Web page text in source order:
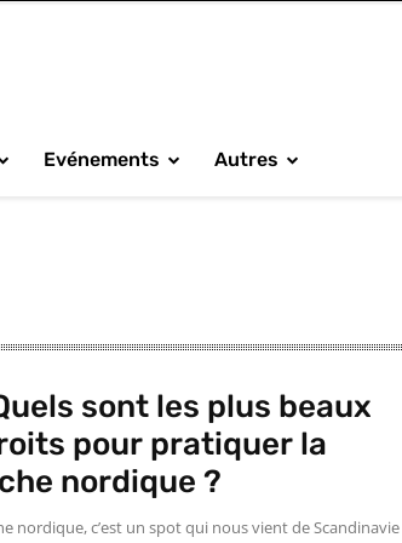
Evénements Autres
sont les plus beaux
pour pratiquer la
nordique ?
nordique, c’est un spot qui nous vient de